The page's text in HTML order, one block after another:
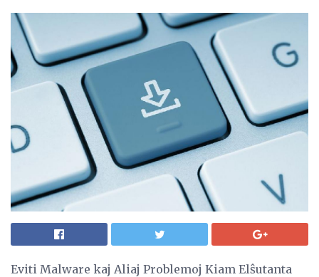
Eviti Malware kaj Aliaj Problemoj Kiam Elŝutanta